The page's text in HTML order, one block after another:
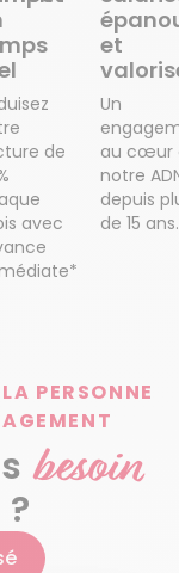
de
avec
et
Un
au cœur
notre
depuis
de 15 ans.
PERSONNE
besoin